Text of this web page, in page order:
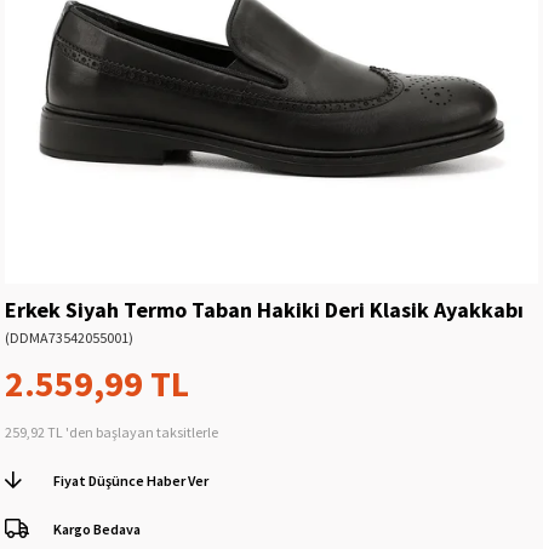
Erkek Siyah Termo Taban Hakiki Deri Klasik Ayakkabı
(DDMA73542055001)
2.559,99 TL
259,92 TL 'den başlayan taksitlerle
Fiyat Düşünce Haber Ver
Kargo Bedava